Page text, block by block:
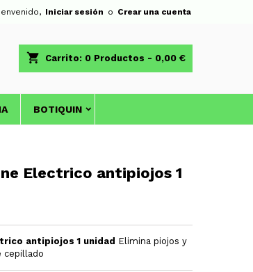
Iniciar sesión o Crear una cuenta
shopping_cart Carrito: 0 Productos - 0,00 €
BOTIQUIN
Electrico antipiojos 1
antipiojos 1 unidad Elimina piojos y
cepillado